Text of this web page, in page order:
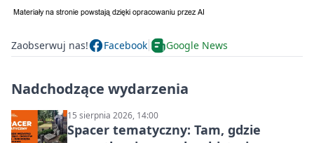
Zaobserwuj nas! Facebook Google News
Nadchodzące wydarzenia
15 sierpnia 2026, 14:00
Spacer tematyczny: Tam, gdzie